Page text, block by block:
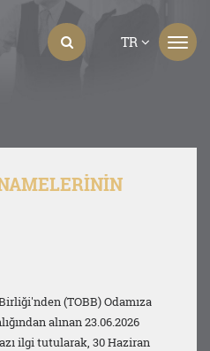
TR
(TOBB) Odamıza
alınan 23.06.2026
ilgi tutularak, 30 Haziran